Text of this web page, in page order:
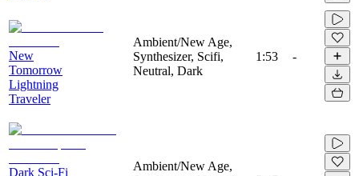
New
Tomorrow
Lightning
Traveler
Ambient/New Age,
Synthesizer, Scifi,
Neutral, Dark
1:53 -
Dark Sci-Fi
Ambient/New Age,